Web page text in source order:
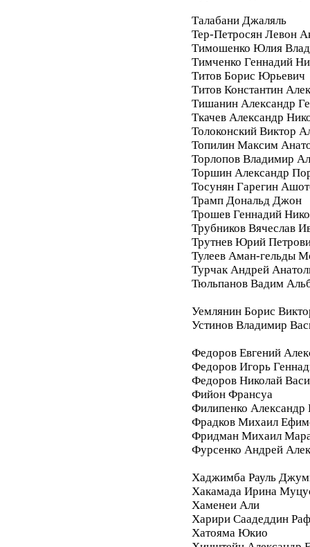
Талабани Джаляль
Тер-Петросян Левон
Тимошенко Юлия
Тимченко Геннадий
Титов Борис Юрьевич
Титов Константин
Тишанин Александр
Ткачев Александр
Толоконский Виктор
Топилин Максим
Торлопов Владимир
Торшин Александр
Тосунян Гарегин
Трамп Дональд Джон
Трошев Геннадий
Трубников Вячеслав
Трутнев Юрий
Тулеев Аман-гельды
Турчак Андрей
Тюльпанов Вадим
Уемлянин Борис
Устинов Владимир
Федоров Евгений
Федоров Игорь
Федоров Николай
Фийон Франсуа
Филипенко Александр
Фрадков Михаил
Фридман Михаил
Фурсенко Андрей
Хаджимба Рауль
Хакамада Ирина
Хаменеи Али
Харири Саадеддин
Хатояма Юкио